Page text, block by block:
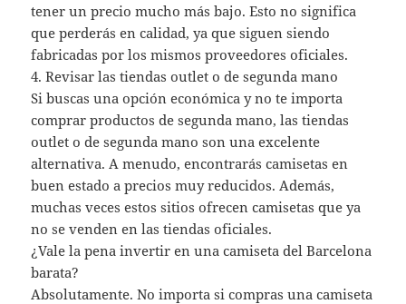
tener un precio mucho más bajo. Esto no significa
que perderás en calidad, ya que siguen siendo
fabricadas por los mismos proveedores oficiales.
4. Revisar las tiendas outlet o de segunda mano
Si buscas una opción económica y no te importa
comprar productos de segunda mano, las tiendas
outlet o de segunda mano son una excelente
alternativa. A menudo, encontrarás camisetas en
buen estado a precios muy reducidos. Además,
muchas veces estos sitios ofrecen camisetas que ya
no se venden en las tiendas oficiales.
¿Vale la pena invertir en una camiseta del Barcelona
barata?
Absolutamente. No importa si compras una camiseta